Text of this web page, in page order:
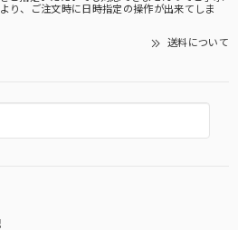
り、ご注文時に日時指定の操作が出来てしま
送料について